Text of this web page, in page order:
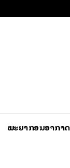
ພະຍາກອນອາກາດ